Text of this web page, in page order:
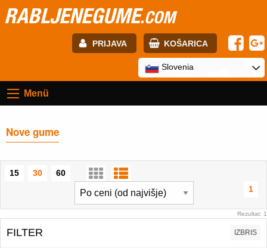
RABLJENEGUME.COM
PRIJAVA KOŠARICA
Geslo:
Slovenia
Menü
Nove gume
15 30
60
1
Rezultat: 1
FILTER IZBRIS